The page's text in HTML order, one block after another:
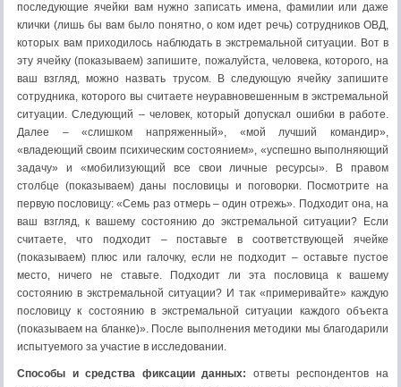
последующие ячейки вам нужно записать имена, фамилии или даже
клички (лишь бы вам было понятно, о ком идет речь) сотрудников ОВД,
которых вам приходилось наблюдать в экстремальной ситуации. Вот в
эту ячейку (показываем) запишите, пожалуйста, человека, которого, на
ваш взгляд, можно назвать трусом. В следующую ячейку запишите
сотрудника, которого вы считаете неуравновешенным в экстремальной
ситуации. Следующий – человек, который допускал ошибки в работе.
Далее – «слишком напряженный», «мой лучший командир»,
«владеющий своим психическим состоянием», «успешно выполняющий
задачу» и «мобилизующий все свои личные ресурсы». В правом
столбце (показываем) даны пословицы и поговорки. Посмотрите на
первую пословицу: «Семь раз отмерь – один отрежь». Подходит она, на
ваш взгляд, к вашему состоянию до экстремальной ситуации? Если
считаете, что подходит – поставьте в соответствующей ячейке
(показываем) плюс или галочку, если не подходит – оставьте пустое
место, ничего не ставьте. Подходит ли эта пословица к вашему
состоянию в экстремальной ситуации? И так «примеривайте» каждую
пословицу к состоянию в экстремальной ситуации каждого объекта
(показываем на бланке)». После выполнения методики мы благодарили
испытуемого за участие в исследовании.
Способы и средства фиксации данных: ответы респондентов на